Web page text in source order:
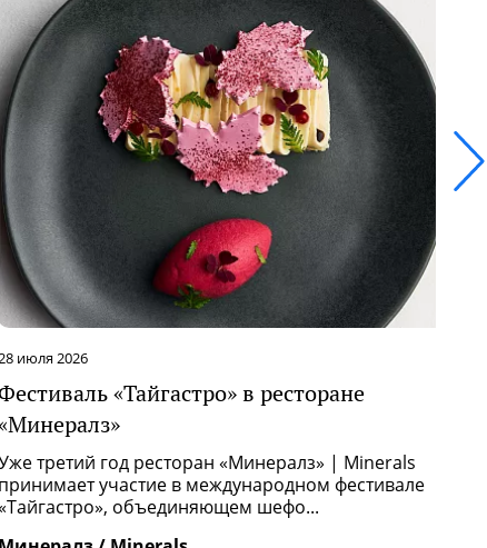
22 июля 2026
Обновление меню в ресторане «Итамеши»
Ресторан «Итамеши» | Itameshi обновил меню,
продолжая развивать идею кухни на стыке Италии
и Азии.
Итамеши / Itameshi